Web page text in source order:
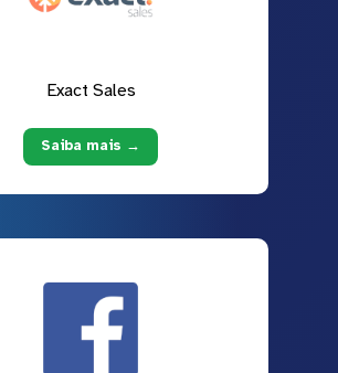
Exact Sales
Saiba mais →